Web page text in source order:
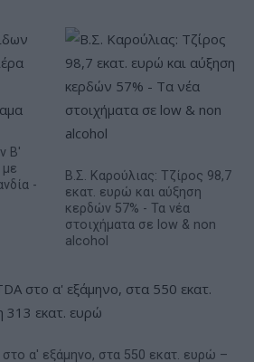
Β'
με
-
Β.Σ. Καρούλιας: Τζίρος 98,7
εκατ. ευρώ και αύξηση
κερδών 57% - Τα νέα
στοιχήματα σε low & non
alcohol
α' εξάμηνο, στα 550 εκατ. ευρώ –